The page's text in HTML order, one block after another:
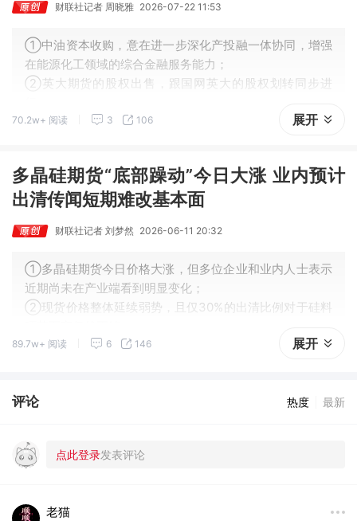
财联社记者 周晓雅 2026-07-22 11:53
①中油资本收购，意在进一步深化产投融一体协同，增强
在能源化工领域的综合金融服务能力；
②英大期货的股权出售，跟国网英大的股权划转同步进
③随着新一轮股权变更落地，英大期货或迎来发展新机
70.2w+ 阅读 3 106 展开
多晶硅期货“底部躁动”今日大涨 业内预计
出清传闻短期难改基本面
财联社记者 刘梦然 2026-06-11 20:32
①多晶硅期货今日价格大涨，但多位企业和业内人士表示
近期尚未在产业端看到明显变化；
②现货价格整体延续弱势，且仅30%的出清比例对于硅料
89.7w+ 阅读 6 146 展开
评论 热度 最新
老猫